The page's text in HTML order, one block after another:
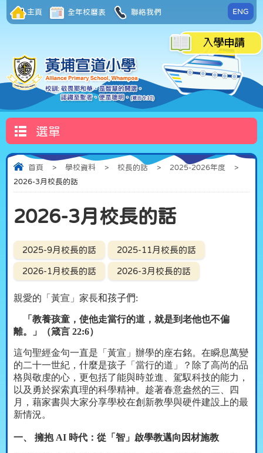
主頁 全年校曆表 聯絡我們 ENG
選單
首頁 > 學校資料 > 校長的話 > 2025-2026年度
>
2026-3月校長的話
2026-3月校長的話
2025-9月校長的話 2025-11月校長的話
2026-1月校長的話 2026-3月校長的話
親愛的「黃宣」家長和孩子們:
「教養孩童，使他走當行的道，就是到老他也不偏
離。」（箴言 22:6）
這句聖經金句一直是「黃宣」辦學的座右銘。在瞬息萬變
的二十一世紀，什麼是孩子「當行的道」？除了高尚的品
格與敬虔的心，更包括了能與時並進、駕馭科技的能力，
以及勇於探索真理的科學精神。趁著春意盎然的三、四
月，藉家書與大家分享學校在創新教學與硬件建設上的最
新情況。
一、 擁抱AI 時代：從「智」啟學教邁向因材施教